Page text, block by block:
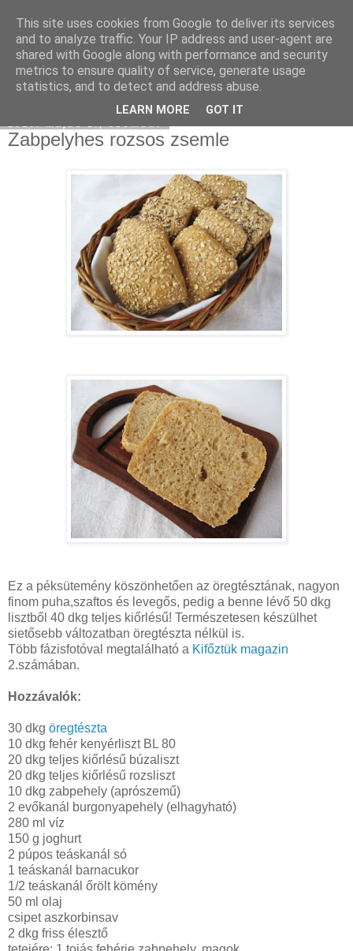
Moha Konyha
Zabpelyhes rozsos zsemle
Ez a péksütemény köszönhetően az öregtésztának, nagyon
finom puha,szaftos és levegős, pedig a benne lévő 50 dkg
lisztből 40 dkg teljes kiőrlésű! Természetesen készülhet
sietősebb változatban öregtészta nélkül is.
Több fázisfotóval megtalálható a Kifőztük magazin
2.számában.
Hozzávalók:
30 dkg öregtészta
10 dkg fehér kenyérliszt BL 80
20 dkg teljes kiőrlésű búzaliszt
20 dkg teljes kiőrlésű rozsliszt
10 dkg zabpehely (aprószemű)
2 evőkanál burgonyapehely (elhagyható)
280 ml víz
150 g joghurt
2 púpos teáskanál só
1 teáskanál barnacukor
1/2 teáskanál őrölt kömény
50 ml olaj
csipet aszkorbinsav
2 dkg friss élesztő
This site uses cookies from Google to deliver its services
and to analyze traffic. Your IP address and user-agent are
shared with Google along with performance and security
metrics to ensure quality of service, generate usage
statistics, and to detect and address abuse.
LEARN MORE GOT IT